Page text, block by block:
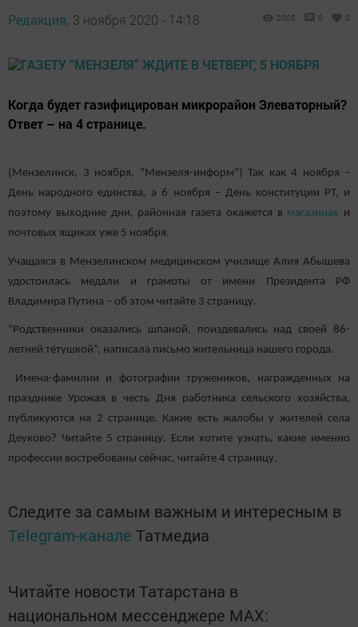
Редакция, 3 ноября 2020 - 14:18 2005 0 0
Когда будет газифицирован микрорайон Элеваторный?
Ответ – на 4 странице.
(Мензелинск, 3 ноября, "Мензеля-информ") Так как 4 ноября –
День народного единства, а 6 ноября – День конституции РТ, и
поэтому выходние дни, районная газета окажется в магазинах и
почтовых ящиках уже 5 ноября.
Учащаяся в Мензелинском медицинском училище Алия Абышева
удостоилась медали и грамоты от имени Президента РФ
Владимира Путина – об этом читайте 3 страницу.
“Родственники оказались шпаной, поиздевались над своей 86-
летней тётушкой”, написала письмо жительница нашего города.
Имена-фамилии и фотографии тружеников, награжденных на
празднике Урожая в честь Дня работника сельского хозяйства,
публикуются на 2 странице. Какие есть жалобы у жителей села
Деуково? Читайте 5 страницу. Если хотите узнать, какие именно
профессии востребованы сейчас, читайте 4 страницу.
Следите за самым важным и интересным в
Telegram-канале Татмедиа
Читайте новости Татарстана в
национальном мессенджере MАХ: